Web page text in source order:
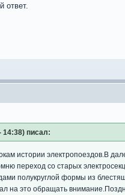
ответ.
14:38) писал:
истории электропоездов.В
переход со старых
полукруглой формы из
на это обращать